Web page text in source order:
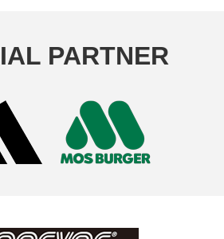
PARTNER